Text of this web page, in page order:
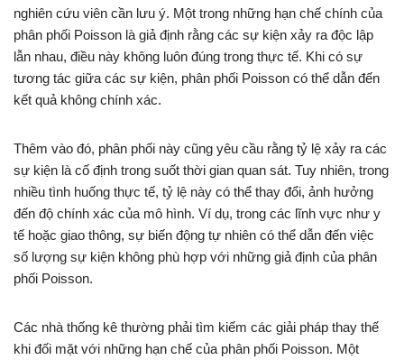
nghiên cứu viên cần lưu ý. Một trong những hạn chế chính của
phân phối Poisson là giả định rằng các sự kiện xảy ra độc lập
lẫn nhau, điều này không luôn đúng trong thực tế. Khi có sự
tương tác giữa các sự kiện, phân phối Poisson có thể dẫn đến
kết quả không chính xác.
Thêm vào đó, phân phối này cũng yêu cầu rằng tỷ lệ xảy ra các
sự kiện là cố định trong suốt thời gian quan sát. Tuy nhiên, trong
nhiều tình huống thực tế, tỷ lệ này có thể thay đổi, ảnh hưởng
đến độ chính xác của mô hình. Ví dụ, trong các lĩnh vực như y
tế hoặc giao thông, sự biến động tự nhiên có thể dẫn đến việc
số lượng sự kiện không phù hợp với những giả định của phân
phối Poisson.
Các nhà thống kê thường phải tìm kiếm các giải pháp thay thế
khi đối mặt với những hạn chế của phân phối Poisson. Một